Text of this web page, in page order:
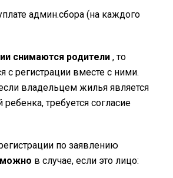
админ.сбора (на каждого
снимаются родители , то
с регистрации вместе с ними.
владельцем жилья является
требуется согласие
по заявлению
в случае, если это лицо: